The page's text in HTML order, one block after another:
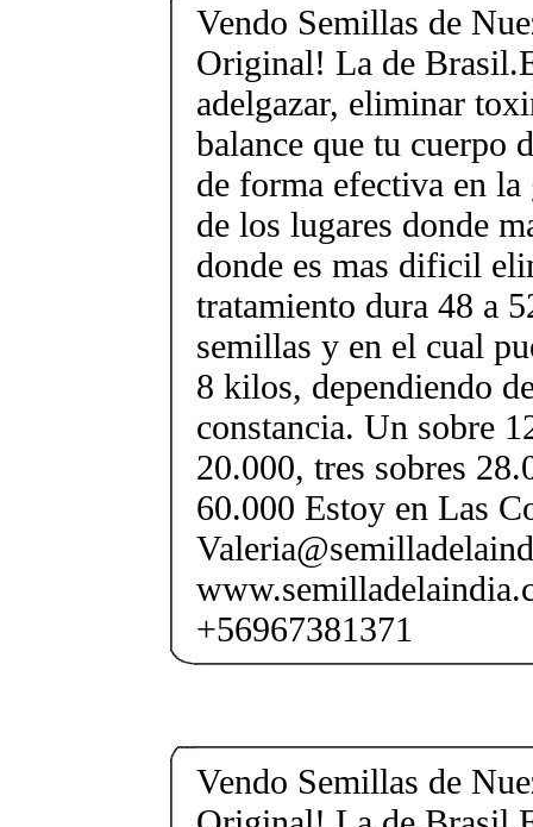
Vendo Semillas de
Original! La de
adelgazar, eliminar
balance que tu cuerpo
de forma efectiva en
de los lugares donde
donde es mas dificil
tratamiento dura 48 a
semillas y en el cual
8 kilos, dependiendo
constancia. Un sobre
20.000, tres sobres
60.000 Estoy en Las
+56967381371
Vendo Semillas de